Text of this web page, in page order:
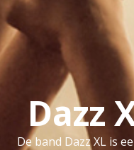
Dazz
De band Dazz XL is